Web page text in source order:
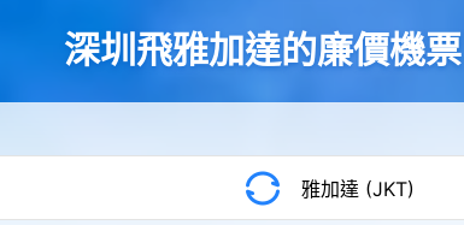
深圳飛雅加達的廉價機票